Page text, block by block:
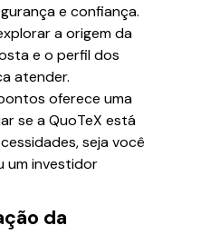
e confiança.
a origem da
e o perfil dos
atender.
oferece uma
se a QuoTeX está
seja você
um investidor
da